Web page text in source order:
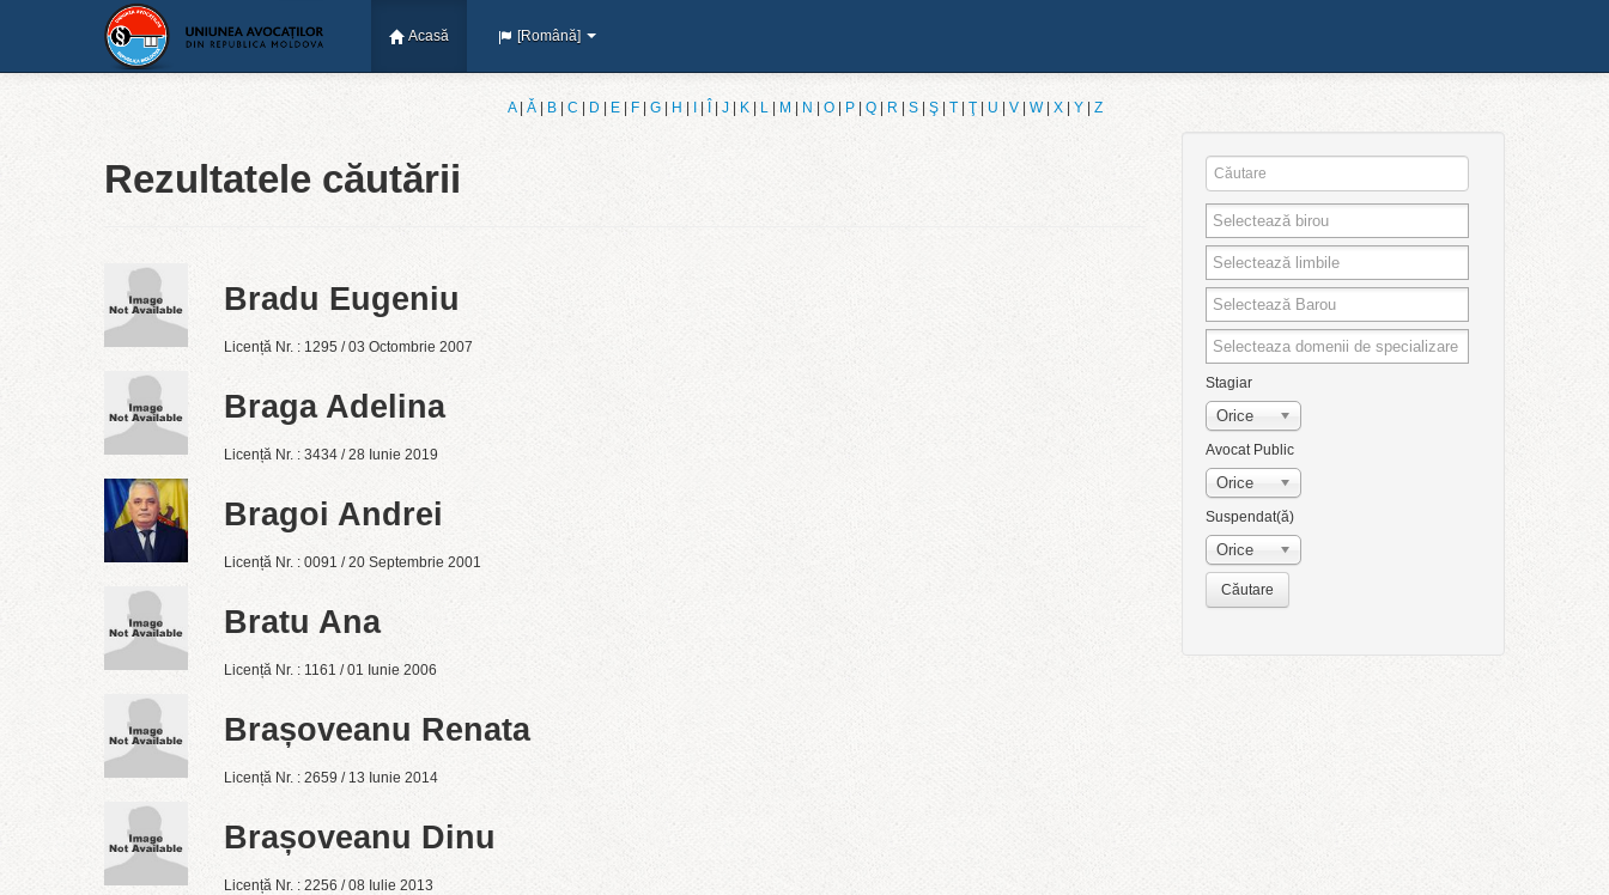
Acasă [Română]
A| Ǎ| B| C D E| F| G| H J| K| L| M N O| P| Q| R S| Ş| T| Ţ| U V| W| X| Y| Z
Rezultatele căutării
Bradu Eugeniu
Licență Nr. : 1295 / 03 Octombrie 2007
Braga Adelina
Licență Nr. : 3434 / 28 Iunie 2019
Bragoi Andrei
Licență Nr. : 0091 / 20 Septembrie 2001
Bratu Ana
Licență Nr. : 1161 / 01 Iunie 2006
Brașoveanu Renata
Licență Nr. : 2659 / 13 Iunie 2014
Brașoveanu Dinu
Licență Nr. : 2256 / 08 Iulie 2013
Stagiar
Orice
Avocat Public
Orice
Suspendat(ă)
Orice